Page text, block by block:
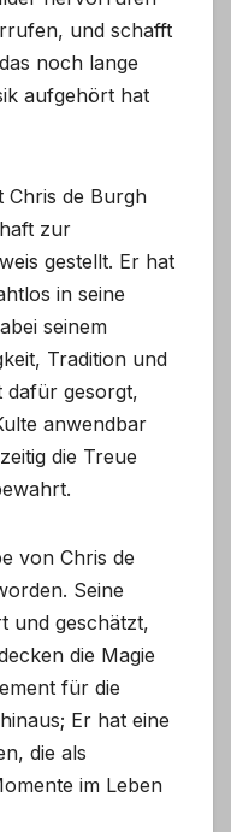
und schafft
noch lange
aufgehört hat
Chris de Burgh
zur
gestellt. Er hat
in seine
seinem
Tradition und
dafür gesorgt,
anwendbar
die Treue
von Chris de
Seine
und geschätzt,
die Magie
für die
Er hat eine
die als
im Leben